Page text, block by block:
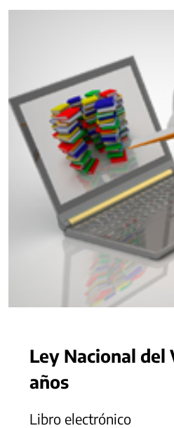
Ley Nacional del
años
Libro electrónico